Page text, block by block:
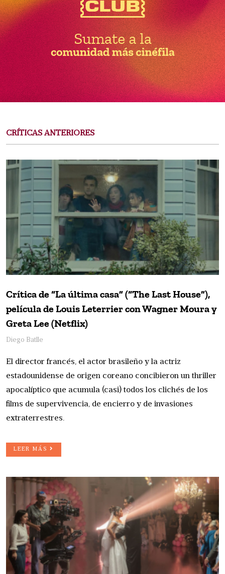
CRÍTICAS ANTERIORES
Crítica de “La última casa” (“The Last House”),
película de Louis Leterrier con Wagner Moura y
Greta Lee (Netflix)
Diego Batlle
El director francés, el actor brasileño y la actriz
estadounidense de origen coreano concibieron un thriller
apocalíptico que acumula (casi) todos los clichés de los
films de supervivencia, de encierro y de invasiones
extraterrestres.
LEER MÁS